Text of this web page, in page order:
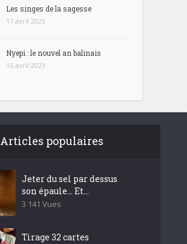
Les singes de la sagesse
17 avril 2023
Nyepi : le nouvel an balinais
16 avril 2023
Articles populaires
Jeter du sel par dessus
son épaule… Et...
3 141 Vues
Tirage 32 cartes